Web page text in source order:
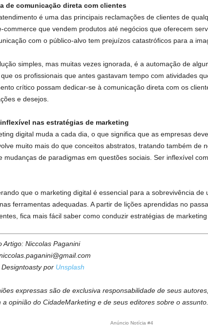
de comunicação direta com clientes
é uma das principais reclamações de clientes de
commerce que vendem produtos até negócios que oferecem
com o público-alvo tem prejuízos catastróficos para a
simples, mas muitas vezes ignorada, é a automação de
os profissionais que antes gastavam tempo com atividades
crítico possam dedicar-se à comunicação direta com os
e desejos.
inflexível nas estratégias de marketing
digital muda a cada dia, o que significa que as empresas
muito mais do que conceitos abstratos, tratando também de
mudanças de paradigmas em questões sociais. Ser inflexível
que o marketing digital é essencial para a sobrevivência de
ferramentas adequadas. A partir de lições aprendidas no
fica mais fácil saber como conduzir estratégias de
Artigo: Niccolas Paganini
por Unsplash
expressas são de exclusiva responsabilidade de seus
a opinião do CidadeMarketing e de seus editores sobre o
Anúncio Notícia #4